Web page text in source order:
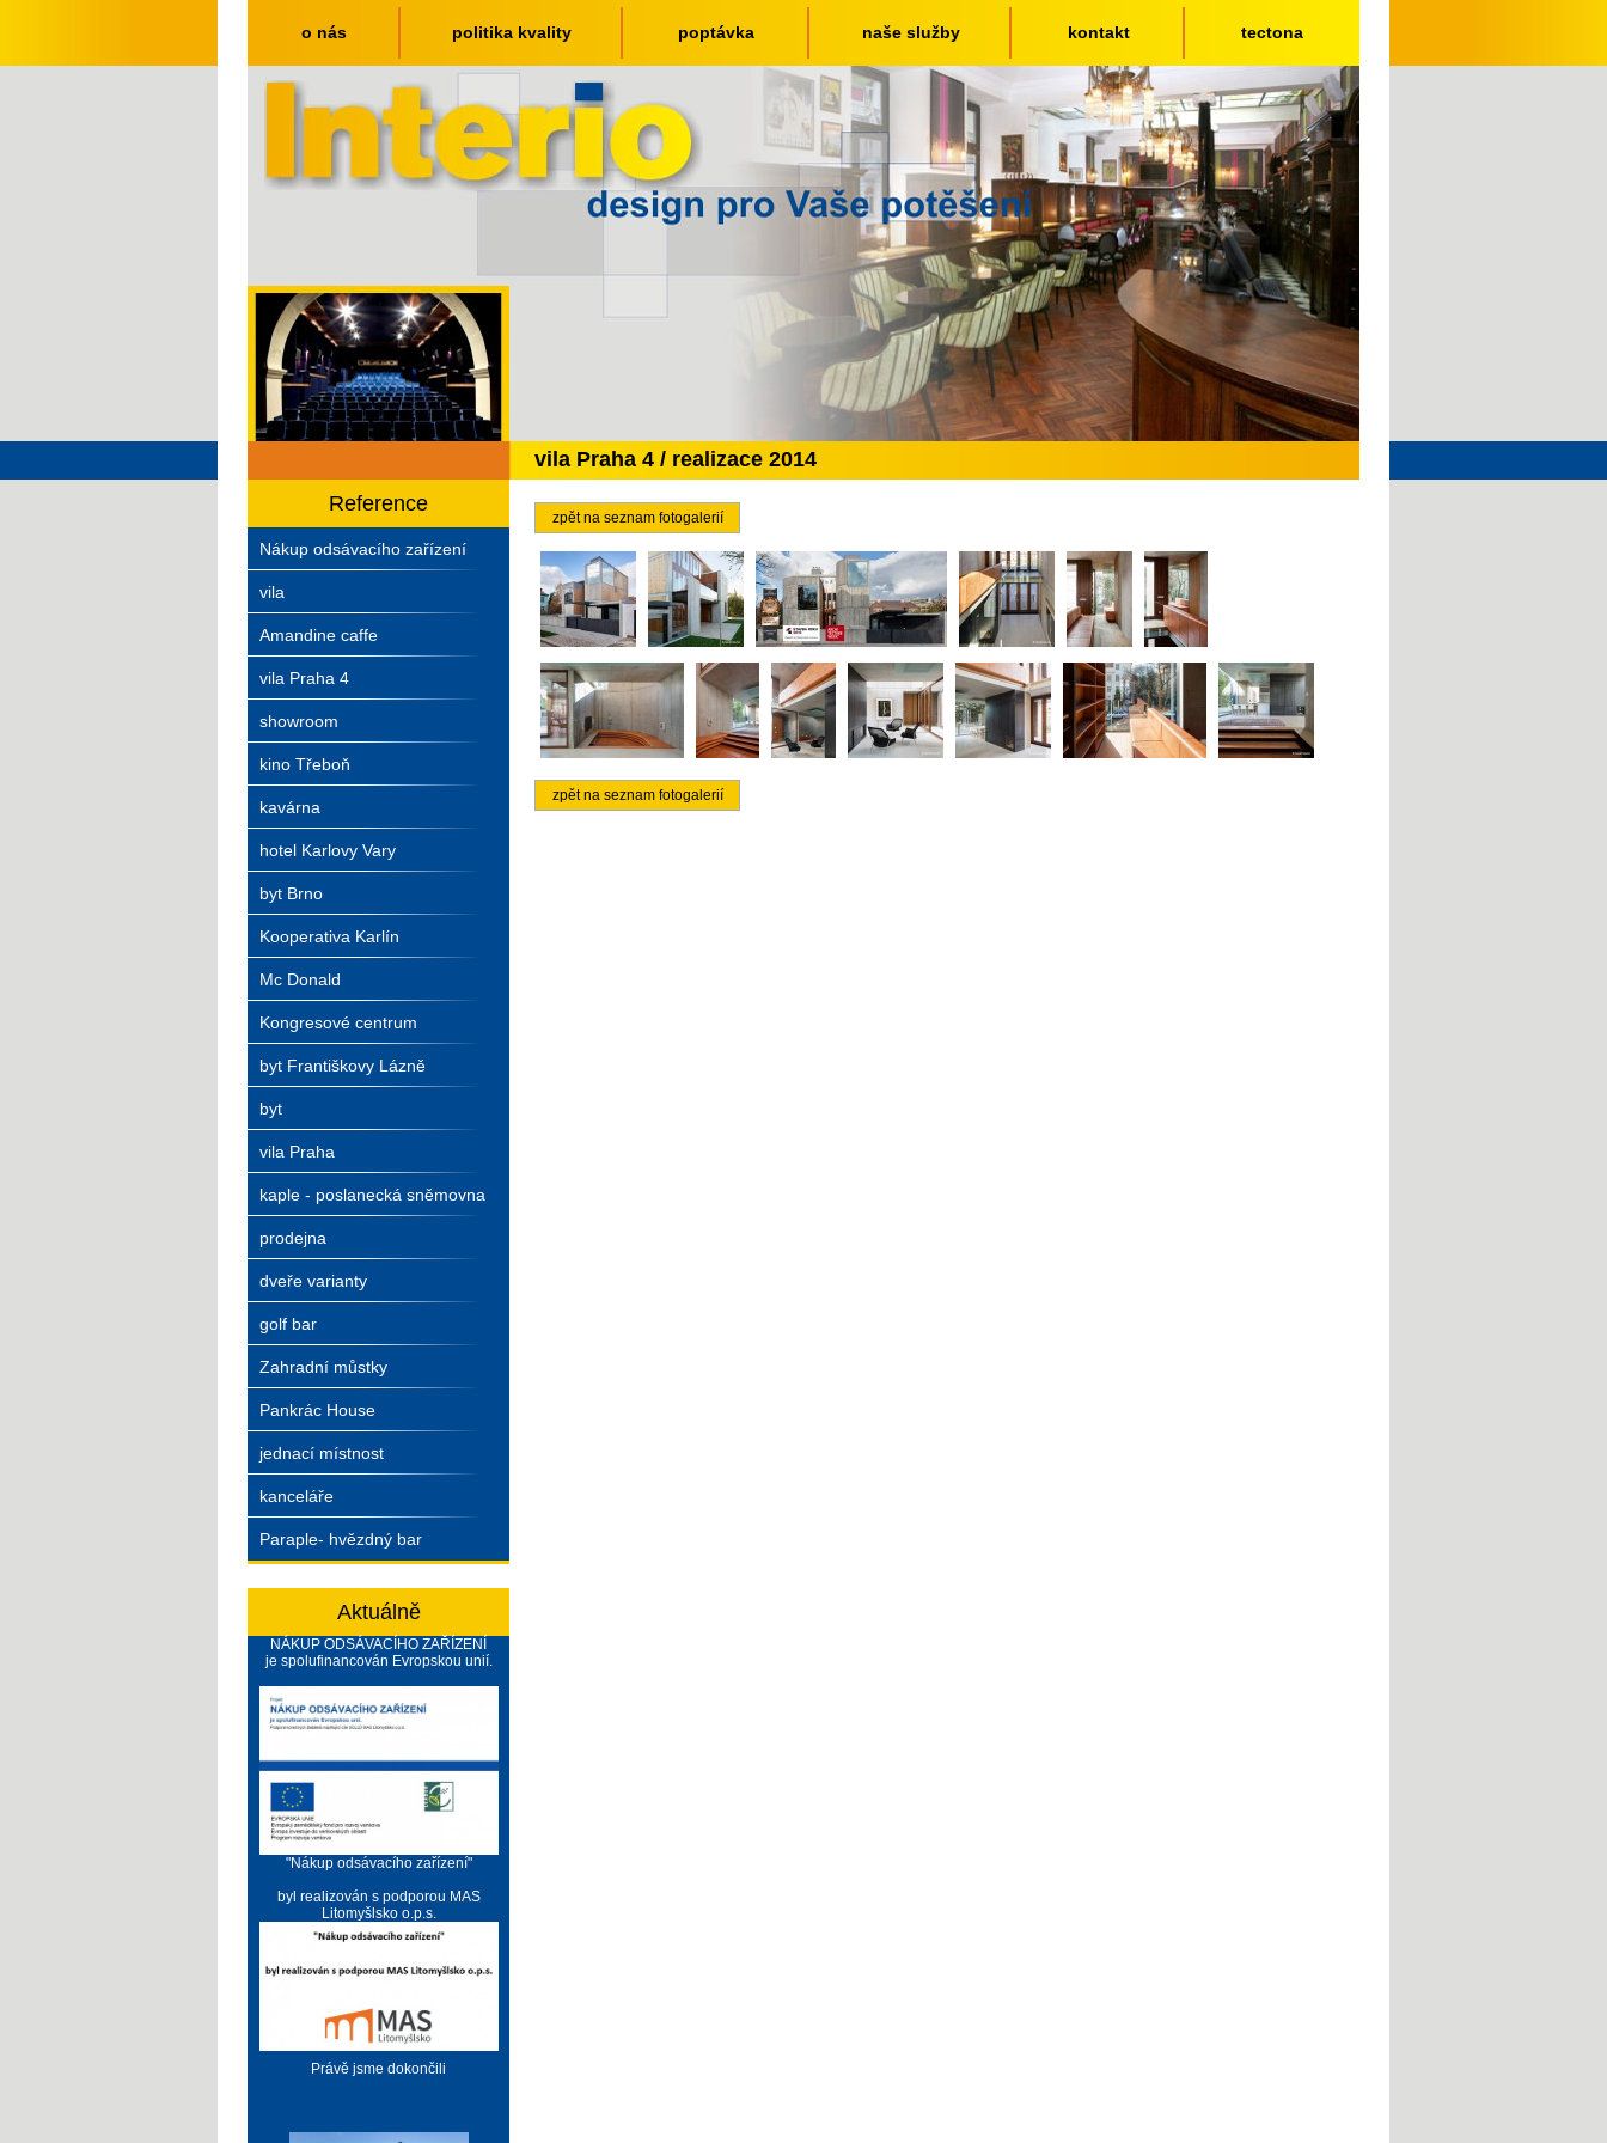
o nás politika kvality poptávka naše služby kontakt tectona
Reference
Nákup odsávacího zařízení
vila
Amandine caffe
vila Praha 4
showroom
kino Třeboň
kavárna
hotel Karlovy Vary
byt Brno
Kooperativa Karlín
Mc Donald
Kongresové centrum
byt Františkovy Lázně
byt
vila Praha
kaple - poslanecká sněmovna
prodejna
dveře varianty
golf bar
Zahradní můstky
Pankrác House
jednací místnost
kanceláře
Paraple- hvězdný bar
Aktuálně
NÁKUP ODSÁVACÍHO ZAŘÍZENÍ
je spolufinancován Evropskou unií.
"Nákup odsávacího zařízení"
byl realizován s podporou MAS
Litomyšlsko o.p.s.
Právě jsme dokončili
vila Praha 4 / realizace 2014
zpět na seznam fotogalerií
zpět na seznam fotogalerií